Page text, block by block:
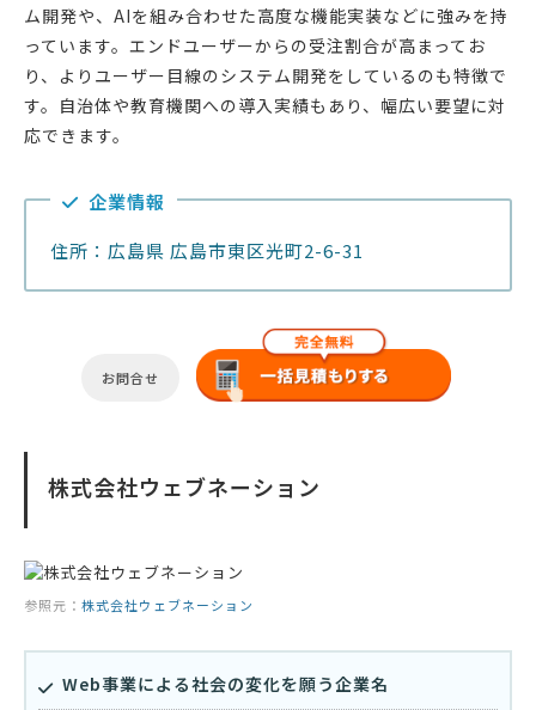
ム開発や、AIを組み合わせた高度な機能実装などに強みを持
っています。エンドユーザーからの受注割合が高まってお
り、よりユーザー目線のシステム開発をしているのも特徴で
す。自治体や教育機関への導入実績もあり、幅広い要望に対
応できます。
企業情報
住所：広島県 広島市東区光町2-6-31
お問合せ
株式会社ウェブネーション
参照元： 株式会社ウェブネーション
Web事業による社会の変化を願う企業名